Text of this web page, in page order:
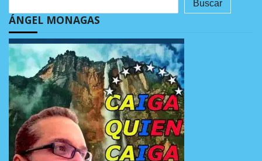
Buscar
ÁNGEL MONAGAS